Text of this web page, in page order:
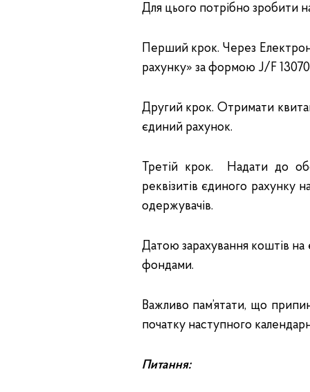
Для цього потрібно зробити
Перший крок. Через
рахунку» за формою J/F
Другий крок. Отримати
єдиний рахунок.
Третій крок. Надати до
реквізитів єдиного рахунку
одержувачів.
Датою зарахування коштів
фондами.
Важливо пам’ятати, що
початку наступного
Питання: